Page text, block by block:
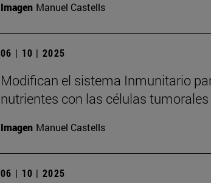
Imagen Manuel Castells
06 | 10 | 2025
Modifican el sistema Inmunitario
nutrientes con las células
Imagen Manuel Castells
06 | 10 | 2025